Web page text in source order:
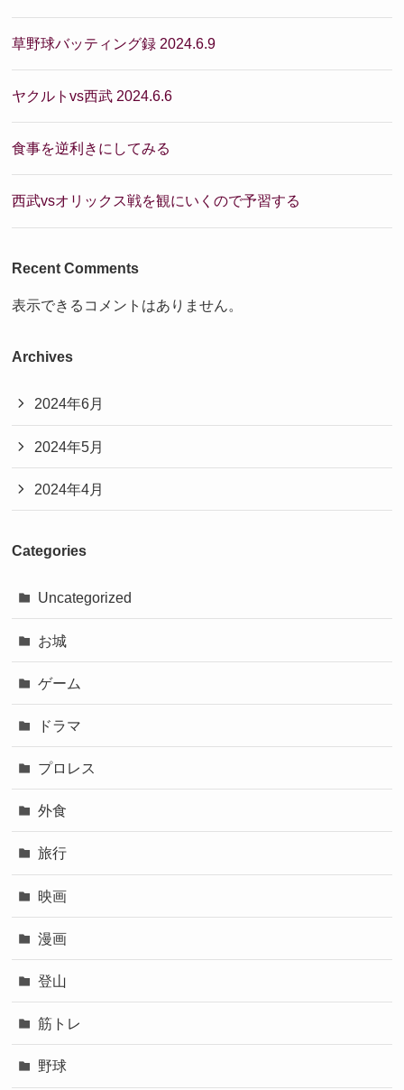
草野球バッティング録 2024.6.9
ヤクルトvs西武 2024.6.6
食事を逆利きにしてみる
西武vsオリックス戦を観にいくので予習する
Recent Comments
表示できるコメントはありません。
Archives
2024年6月
2024年5月
2024年4月
Categories
Uncategorized
お城
ゲーム
ドラマ
プロレス
外食
旅行
映画
漫画
登山
筋トレ
野球